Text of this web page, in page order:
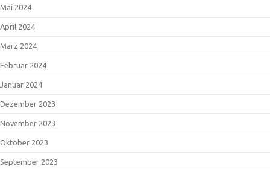
Mai 2024
April 2024
März 2024
Februar 2024
Januar 2024
Dezember 2023
November 2023
Oktober 2023
September 2023